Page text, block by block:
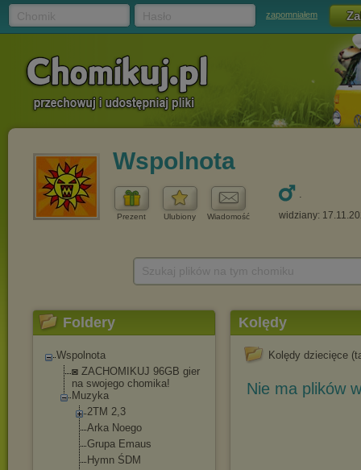
zapomniałem
Wspolnota
Prezent Ulubiony Wiadomość
.
widziany:
Foldery
Wspolnota
◙ ZACHOMIKUJ 96GB gier
na swojego chomika!
Muzyka
2TM 2,3
Arka Noego
Grupa Emaus
Hymn ŚDM
Kolędy
Kolędy dziecięce
Nie ma plików